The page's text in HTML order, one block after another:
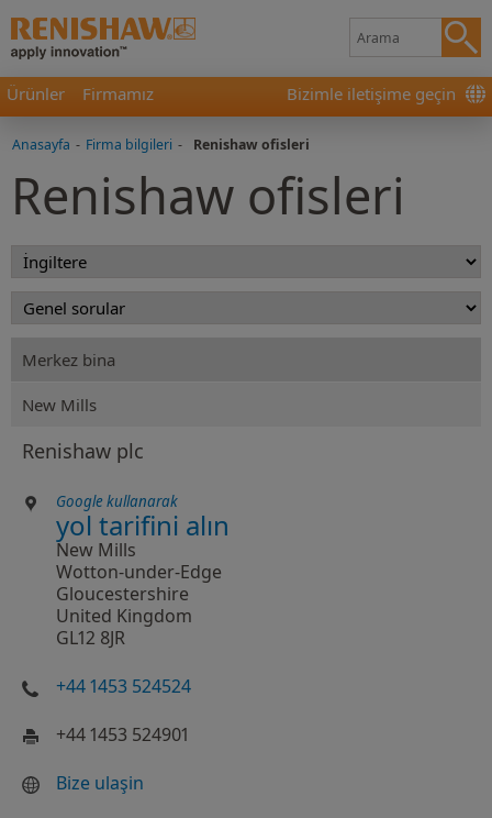
Ürünler Firmamız Bizimle iletişime geçin
Anasayfa - Firma bilgileri - Renishaw ofisleri
Renishaw ofisleri
Merkez bina
New Mills
Renishaw plc
Google kullanarak
yol tarifini alın
New Mills
Wotton-under-Edge
Gloucestershire
United Kingdom
GL12 8JR
+44 1453 524524
+44 1453 524901
Bize ulaşin